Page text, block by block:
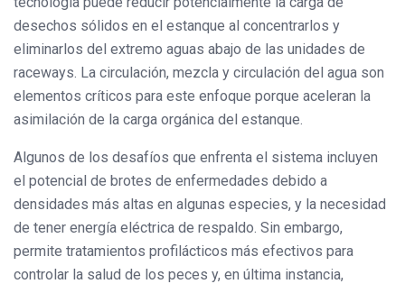
desechos sólidos en el estanque al concentrarlos y
eliminarlos del extremo aguas abajo de las unidades de
raceways. La circulación, mezcla y circulación del agua son
elementos críticos para este enfoque porque aceleran la
asimilación de la carga orgánica del estanque.
Algunos de los desafíos que enfrenta el sistema incluyen
el potencial de brotes de enfermedades debido a
densidades más altas en algunas especies, y la necesidad
de tener energía eléctrica de respaldo. Sin embargo,
permite tratamientos profilácticos más efectivos para
controlar la salud de los peces y, en última instancia,